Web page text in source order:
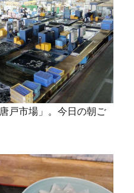
戸市場」。今日の朝ご